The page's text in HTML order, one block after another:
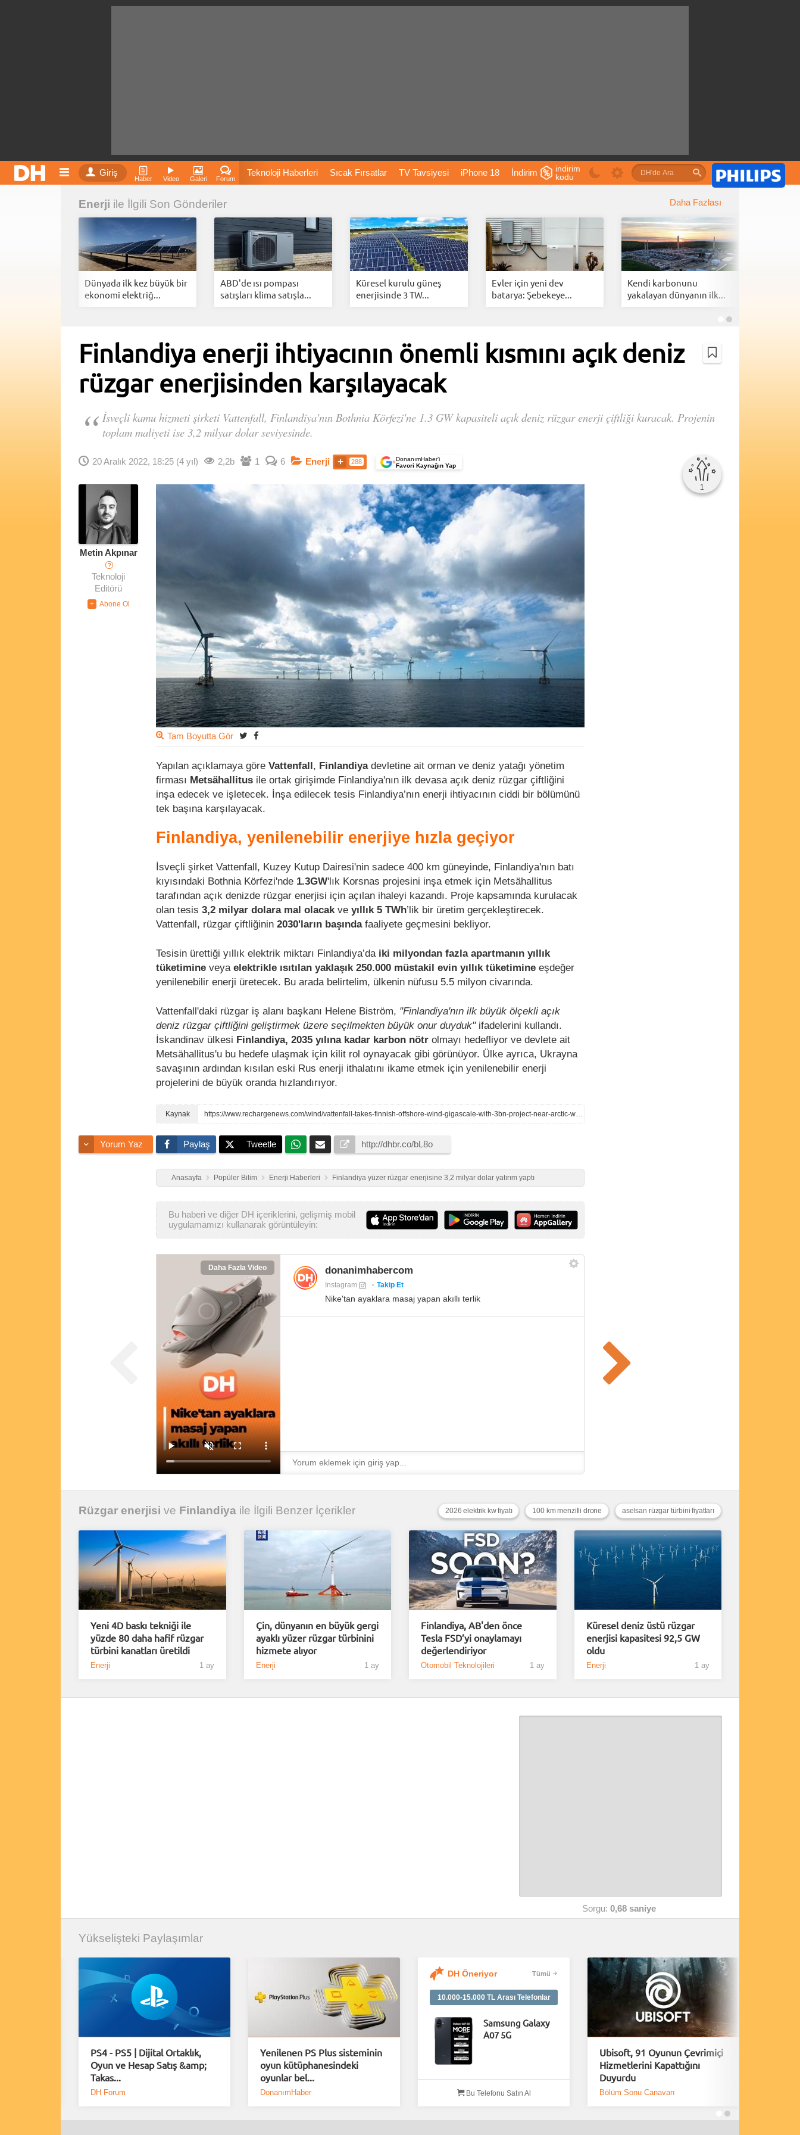
Giriş
Haber Video Galeri Forum
Teknoloji Haberleri Sıcak Fırsatlar TV Tavsiyesi iPhone 18 İndirim
Fiyatları Vizyondaki Filmler Bitcoin Dizi Önerileri Telefon Önerileri
İnstagram Dondurma İnstagram Çöktü Mü
indirim
kodu
Enerji ile İlgili Son Gönderiler Daha Fazlası
Dünyada ilk kez büyük bir
ekonomi elektriğ...
ABD'de ısı pompası
satışları klima satışla...
Küresel kurulu güneş
enerjisinde 3 TW...
Evler için yeni dev
batarya: Şebekeye...
Kendi karbonunu
yakalayan dünyanın ilk...
Finlandiya enerji ihtiyacının önemli kısmını açık deniz
rüzgar enerjisinden karşılayacak
İsveçli kamu hizmeti şirketi Vattenfall, Finlandiya'nın Bothnia Körfezi'ne 1.3 GW kapasiteli açık deniz rüzgar enerji çiftliği kuracak. Projenin
toplam maliyeti ise 3,2 milyar dolar seviyesinde.
20 Aralık 2022, 18:25 (4 yıl) 2,2b 1 6 Enerji 288 +DonanımHaber’i
Favori Kaynağın Yap
1
Metin Akpınar
?
Teknoloji
Editörü
Tam Boyutta Gör
Yapılan açıklamaya göre Vattenfall, Finlandiya devletine ait orman ve deniz yatağı yönetim
firması Metsähallitus ile ortak girişimde Finlandiya'nın ilk devasa açık deniz rüzgar çiftliğini
inşa edecek ve işletecek. İnşa edilecek tesis Finlandiya’nın enerji ihtiyacının ciddi bir bölümünü
tek başına karşılayacak.
Finlandiya, yenilenebilir enerjiye hızla geçiyor
İsveçli şirket Vattenfall, Kuzey Kutup Dairesi'nin sadece 400 km güneyinde, Finlandiya'nın batı
kıyısındaki Bothnia Körfezi'nde 1.3GW'lık Korsnas projesini inşa etmek için Metsähallitus
tarafından açık denizde rüzgar enerjisi için açılan ihaleyi kazandı. Proje kapsamında kurulacak
olan tesis 3,2 milyar dolara mal olacakve yıllık 5 TWh’lik bir üretim gerçekleştirecek.
Vattenfall, rüzgar çiftliğinin 2030'ların başında faaliyete geçmesini bekliyor.
Tesisin ürettiği yıllık elektrik miktarı Finlandiya’daiki milyondan fazla apartmanın yıllık
tüketimine veya elektrikle ısıtılan yaklaşık 250.000 müstakil evin yıllık tüketimine eşdeğer
yenilenebilir enerji üretecek. Bu arada belirtelim, ülkenin nüfusu 5.5 milyon civarında.
Vattenfall'daki rüzgar iş alanı başkanı Helene Biström, "Finlandiya'nın ilk büyük ölçekli açık
deniz rüzgar çiftliğini geliştirmek üzere seçilmekten büyük onur duyduk"ifadelerini kullandı.
İskandinav ülkesi Finlandiya, 2035 yılına kadar karbon nötr olmayı hedefliyor ve devlete ait
Metsähallitus'u bu hedefe ulaşmak için kilit rol oynayacak gibi görünüyor. Ülke ayrıca, Ukrayna
savaşının ardından kısılan eski Rus enerji ithalatını ikame etmek için yenilenebilir enerji
projelerini de büyük oranda hızlandırıyor.
https://www.rechargenews.com/wind/vattenfall-takes-finnish-offshore-wind-gigascale-with-3bn-project-near-arctic-waters/2-1-1377273
Yorum Yaz Paylaş Tweetle
Anasayfa Popüler Bilim Enerji Haberleri Finlandiya yüzer rüzgar enerjisine 3,2 milyar dolar yatırım yaptı
Bu haberi ve diğer DH içeriklerini, gelişmiş mobil
uygulamamızı kullanarak görüntüleyin:
Daha Fazla Video donanimhabercom
Instagram Takip Et
Nike'tan ayaklara masaj yapan akıllı terlik
Rüzgar enerjisi ve Finlandiya ile İlgili Benzer İçerikler aselsan rüzgar türbini fiyatları
100 km menzilli drone
2026 elektrik kw fiyatı
Yeni 4D baskı tekniği ile
yüzde 80 daha hafif rüzgar
türbini kanatları üretildi
Enerji 1 ay
Çin, dünyanın en büyük gergi
ayaklı yüzer rüzgar türbinini
hizmete alıyor
Enerji 1 ay
Finlandiya, AB'den önce
Tesla FSD’yi onaylamayı
değerlendiriyor
Otomobil Teknolojileri 1 ay
Küresel deniz üstü rüzgar
enerjisi kapasitesi 92,5 GW
oldu
Enerji 1 ay
Sorgu: 0,68 saniye
Yükselişteki Paylaşımlar
PS4 - PS5 | Dijital Ortaklık,
Oyun ve Hesap Satış &amp;
Takas...
DH Forum
Yenilenen PS Plus sisteminin
oyun kütüphanesindeki
oyunlar bel...
DonanımHaber
DH Öneriyor Tümü
10.000-15.000 TL Arası Telefonlar
Samsung Galaxy
A07 5G
Bu Telefonu Satın Al
Ubisoft, 91 Oyunun Çevrimiçi
Hizmetlerini Kapattığını
Duyurdu
Bölüm Sonu Canavarı